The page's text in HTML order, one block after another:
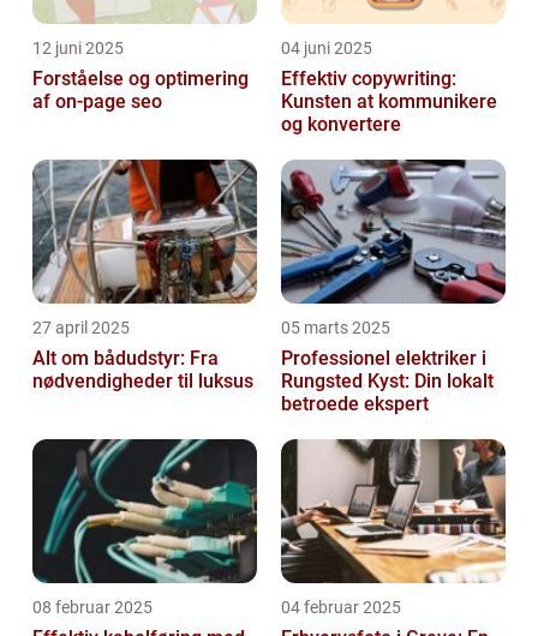
12 juni 2025
Forståelse og optimering
af on-page seo
04 juni 2025
Effektiv copywriting:
Kunsten at kommunikere
og konvertere
27 april 2025
Alt om bådudstyr: Fra
nødvendigheder til luksus
05 marts 2025
Professionel elektriker i
Rungsted Kyst: Din lokalt
betroede ekspert
08 februar 2025 04 februar 2025